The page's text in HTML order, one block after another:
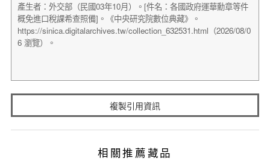
複製引用資訊
相關推薦藏品